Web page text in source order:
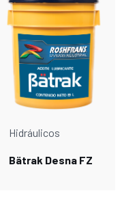
Hidráulicos
Bätrak Desna FZ